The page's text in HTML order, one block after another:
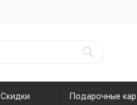
Скидки